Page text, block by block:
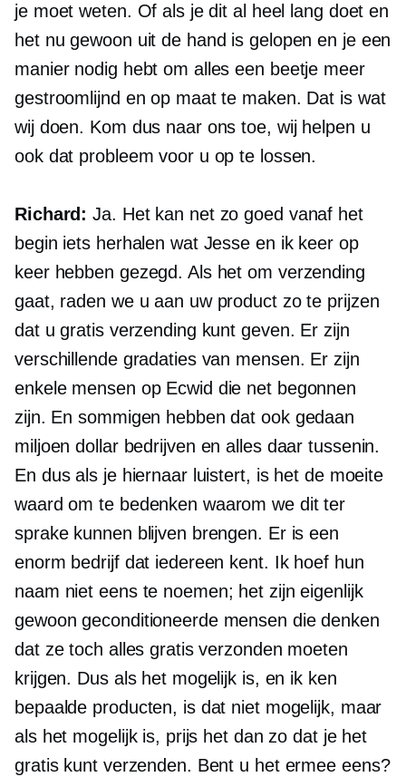
je moet weten. Of als je dit al heel lang doet en
het nu gewoon uit de hand is gelopen en je een
manier nodig hebt om alles een beetje meer
gestroomlijnd en op maat te maken. Dat is wat
wij doen. Kom dus naar ons toe, wij helpen u
ook dat probleem voor u op te lossen.
Richard: Ja. Het kan net zo goed vanaf het
begin iets herhalen wat Jesse en ik keer op
keer hebben gezegd. Als het om verzending
gaat, raden we u aan uw product zo te prijzen
dat u gratis verzending kunt geven. Er zijn
verschillende gradaties van mensen. Er zijn
enkele mensen op Ecwid die net begonnen
zijn. En sommigen hebben dat ook gedaan
miljoen dollarbedrijven en alles daar tussenin.
En dus als je hiernaar luistert, is het de moeite
waard om te bedenken waarom we dit ter
sprake kunnen blijven brengen. Er is een
enorm bedrijf dat iedereen kent. Ik hoef hun
naam niet eens te noemen; het zijn eigenlijk
gewoon geconditioneerde mensen die denken
dat ze toch alles gratis verzonden moeten
krijgen. Dus als het mogelijk is, en ik ken
bepaalde producten, is dat niet mogelijk, maar
als het mogelijk is, prijs het dan zo dat je het
gratis kunt verzenden. Bent u het ermee eens?